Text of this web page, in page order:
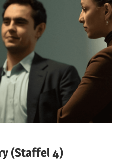
(Staffel 4)